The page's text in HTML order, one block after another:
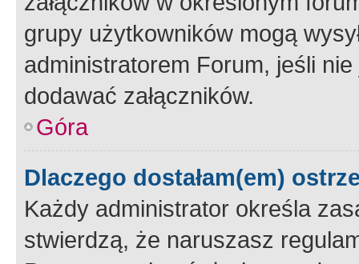
grupy użytkowników mogą
administratorem Forum, jeśli
dodawać załączników.
Góra
Dlaczego dostałam(em)
Każdy administrator określa
stwierdzą, że naruszasz